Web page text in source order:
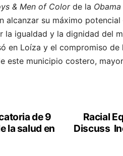
& Men of Colorde la
alcanzar su máximo
igualdad y la dignidad del
en Loíza y el compromiso
este municipio costero,
Racial
Discuss
de 9
la salud en